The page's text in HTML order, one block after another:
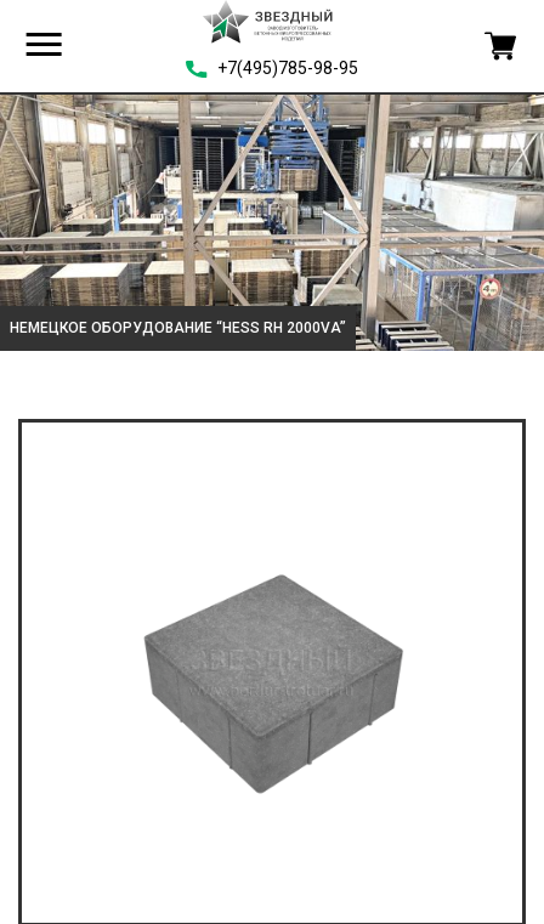
+7(495)785-98-95
НЕМЕЦКОЕ ОБОРУДОВАНИЕ “HESS RH 2000VA”